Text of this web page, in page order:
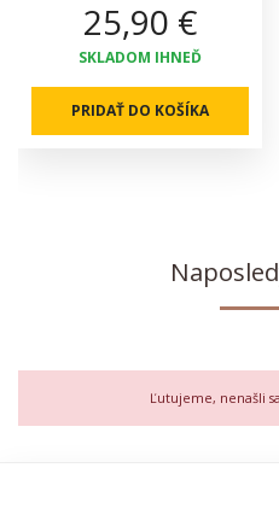
25,90 €
SKLADOM IHNEĎ
PRIDAŤ DO KOŠÍKA
Ľutujeme, nenašli